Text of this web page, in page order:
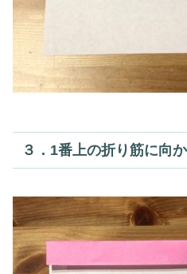
３．1番上の折り筋に向